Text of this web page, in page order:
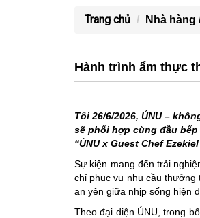
Trang chủ Nhà hàng
Hành trình ẩm thực
Tối 26/6/2026, ÚNU –
sẽ phối hợp cùng đầu
“ÚNU x Guest Chef
Sự kiện mang đến trải
chỉ phục vụ nhu cầu
an yên giữa nhịp sống hiện
Theo đại diện ÚNU, trong